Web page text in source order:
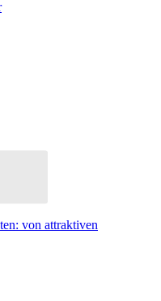
von attraktiven